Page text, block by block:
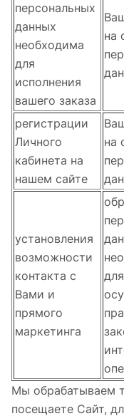
персональных
данных
необходима
для
исполнения
вашего заказа
на
регистрации
Личного
кабинета на
нашем сайте
на
установления
возможности
контакта с
Вами и
прямого
маркетинга
для
Мы обрабатываем
посещаете Сайт,